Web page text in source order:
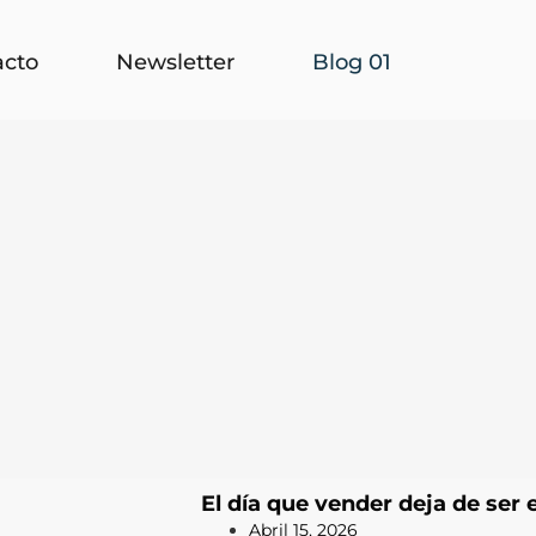
Newsletter Blog 01
El día que vender deja de
Abril 15, 2026